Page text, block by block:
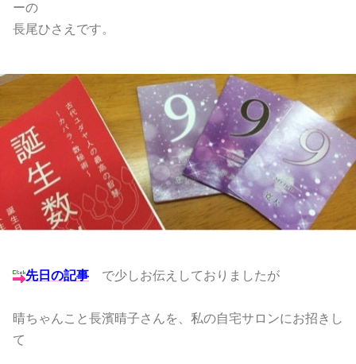
ーの
長尾ひさえです。
先日の記事 で少しお伝えしておりましたが
晴ちゃんこと長濱晴子さんを、私の自宅サロンにお招きし
て